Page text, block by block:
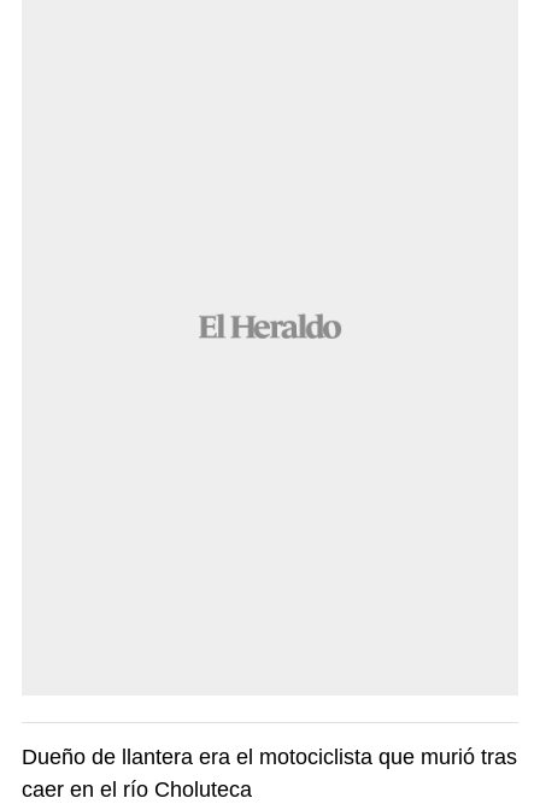
Dueño de llantera era el motociclista que murió tras
caer en el río Choluteca